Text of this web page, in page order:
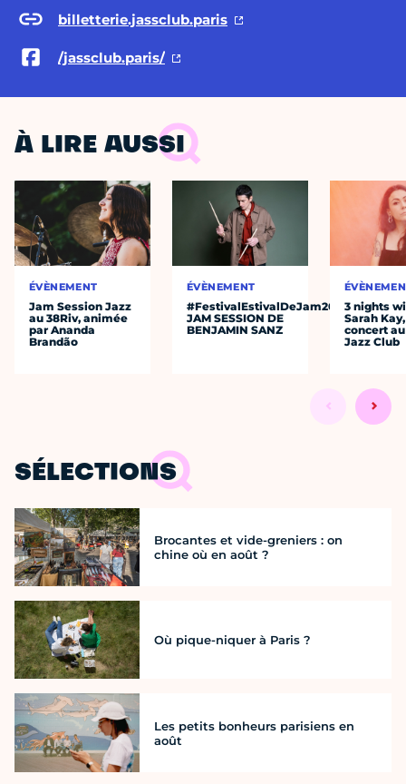
billetterie.jassclub.paris
/jassclub.paris/
À LIRE AUSSI
ÉVÈNEMENT
Jam Session Jazz
au 38Riv, animée
par Ananda
Brandão
ÉVÈNEMENT
#FestivalEstivalDeJam2026
JAM SESSION DE
BENJAMIN SANZ
3 nights
Sarah
concert
Jazz Club
SÉLECTIONS
Brocantes et vide-greniers : on
chine où en août ?
Où pique-niquer à Paris ?
Les petits bonheurs parisiens en
août